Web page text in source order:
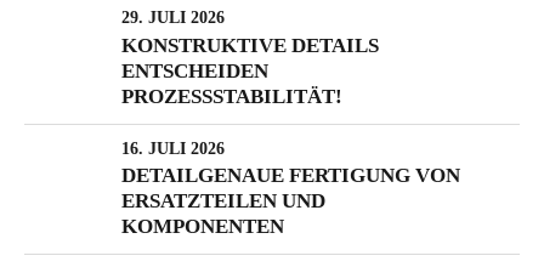
29. JULI 2026
KONSTRUKTIVE DETAILS
ENTSCHEIDEN
PROZESSSTABILITÄT!
16. JULI 2026
DETAILGENAUE FERTIGUNG VON
ERSATZTEILEN UND
KOMPONENTEN